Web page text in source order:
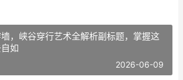
，峡谷穿行艺术全解析副标题，掌握这
如
2026-06-09